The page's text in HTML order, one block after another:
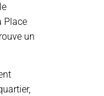
Place
un